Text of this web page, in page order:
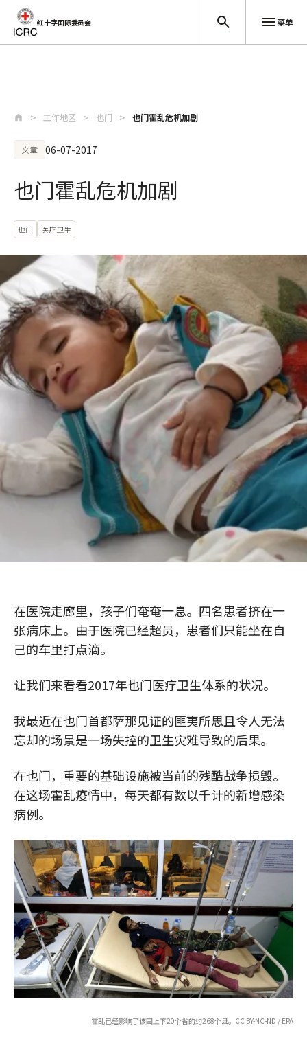
红十字国际委员会 菜单
工作地区 也门 也门霍乱危机加剧
文章 06-07-2017
也门霍乱危机加剧
也门 医疗卫生
在医院走廊里，孩子们奄奄一息。四名患者挤在一
张病床上。由于医院已经超员，患者们只能坐在自
己的车里打点滴。
让我们来看看2017年也门医疗卫生体系的状况。
我最近在也门首都萨那见证的匪夷所思且令人无法
忘却的场景是一场失控的卫生灾难导致的后果。
在也门，重要的基础设施被当前的残酷战争损毁。
在这场霍乱疫情中，每天都有数以千计的新增感染
病例。
霍乱已经影响了该国上下20个省的约268个县。CC BY-NC-ND / EPA